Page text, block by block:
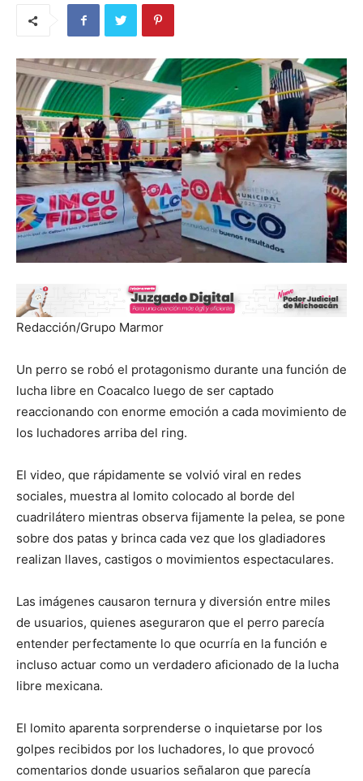
Redacción/Grupo Marmor
Un perro se robó el protagonismo durante una función de
lucha libre en Coacalco luego de ser captado
reaccionando con enorme emoción a cada movimiento de
los luchadores arriba del ring.
El video, que rápidamente se volvió viral en redes
sociales, muestra al lomito colocado al borde del
cuadrilátero mientras observa fijamente la pelea, se pone
sobre dos patas y brinca cada vez que los gladiadores
realizan llaves, castigos o movimientos espectaculares.
Las imágenes causaron ternura y diversión entre miles
de usuarios, quienes aseguraron que el perro parecía
entender perfectamente lo que ocurría en la función e
incluso actuar como un verdadero aficionado de la lucha
libre mexicana.
El lomito aparenta sorprenderse o inquietarse por los
golpes recibidos por los luchadores, lo que provocó
comentarios donde usuarios señalaron que parecía